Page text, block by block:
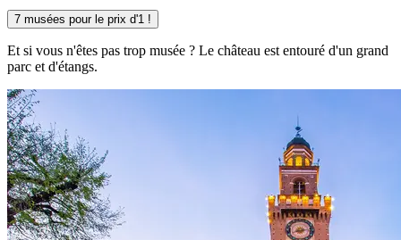
7 musées pour le prix d'1 !
Et si vous n'êtes pas trop musée ? Le château est entouré d'un grand
parc et d'étangs.